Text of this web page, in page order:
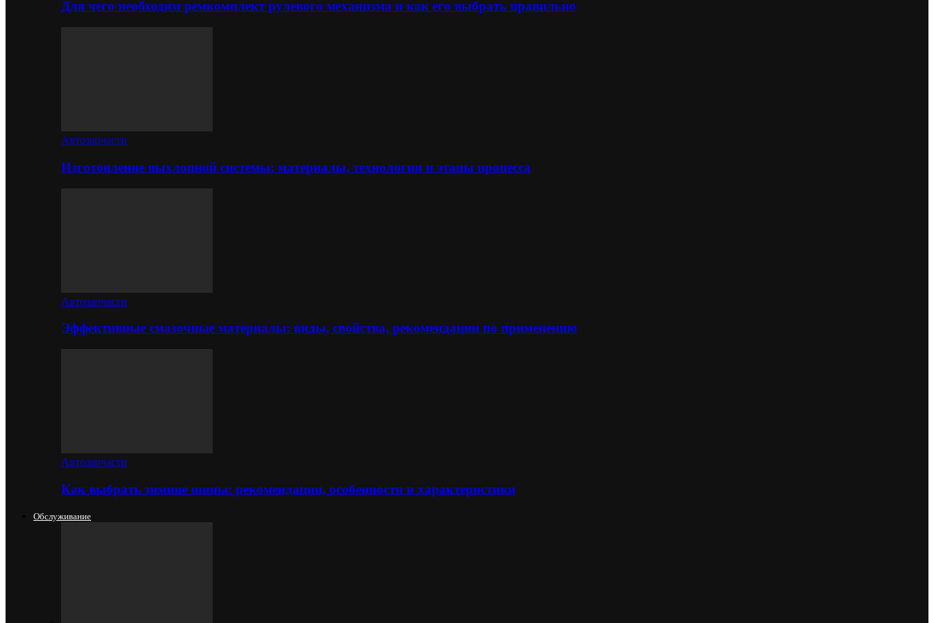
Для чего необходим ремкомплект рулевого механизма и как его выбрать правильно
Автозапчасти
Изготовление выхлопной системы: материалы, технологии и этапы процесса
Автозапчасти
Эффективные смазочные материалы: виды, свойства, рекомендации по применению
Автозапчасти
Как выбрать зимние шины: рекомендации, особенности и характеристики
Обслуживание